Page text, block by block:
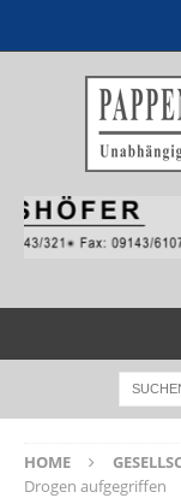
HOME
Drogen aufgegriffen